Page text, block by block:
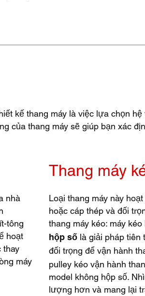
kế thang máy là việc lựa chọn
của thang máy sẽ giúp bạn xác
nhà
tông
hoạt
thay
máy
Thang máy
Loại thang máy này
hoặc cáp thép và đối
thang máy kéo: máy
hộp số là giải pháp tiên
đối trọng để vận hành
pulley kéo vận hành
model không hộp số.
lượng hơn và mang lại